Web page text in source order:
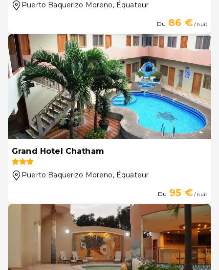
Puerto Baquerizo Moreno, Équateur
Du 86 €/ nuit
Grand Hotel Chatham
Puerto Baquerizo Moreno, Équateur
Du 95 €/ nuit